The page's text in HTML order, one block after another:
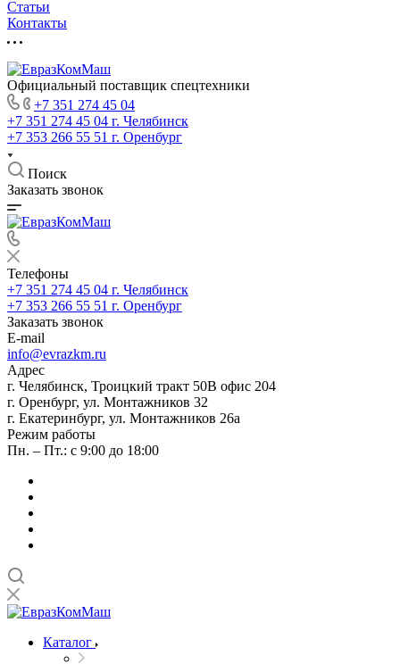
Статьи
Контакты
Официальный поставщик спецтехники
+7 351 274 45 04
+7 351 274 45 04 г. Челябинск
+7 353 266 55 51 г. Оренбург
Поиск
Заказать звонок
Телефоны
+7 351 274 45 04 г. Челябинск
+7 353 266 55 51 г. Оренбург
Заказать звонок
E-mail
info@evrazkm.ru
Адрес
г. Челябинск, Троицкий тракт 50В офис 204
г. Оренбург, ул. Монтажников 32
г. Екатеринбург, ул. Монтажников 26а
Режим работы
Пн. – Пт.: с 9:00 до 18:00
Каталог